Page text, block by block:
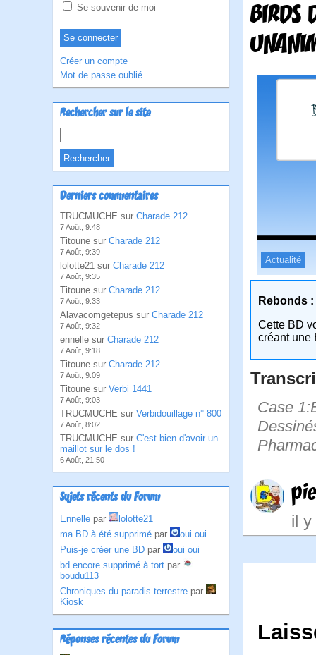
Se souvenir de moi
Créer un compte
Mot de passe oublié
Rechercher sur le site
Derniers commentaires
TRUCMUCHE sur Charade 212
7 Août, 9:48
Titoune sur Charade 212
7 Août, 9:39
lolotte21 sur Charade 212
7 Août, 9:35
Titoune sur Charade 212
7 Août, 9:33
Alavacomgetepus sur Charade 212
7 Août, 9:32
ennelle sur Charade 212
7 Août, 9:18
Titoune sur Charade 212
7 Août, 9:09
Titoune sur Verbi 1441
7 Août, 9:03
TRUCMUCHE sur Verbidouillage n° 800
7 Août, 8:02
TRUCMUCHE sur C'est bien d'avoir un
maillot sur le dos !
6 Août, 21:50
Sujets récents du Forum
Ennelle par
lolotte21
ma BD à été supprimé par
oui oui
Puis-je créer une BD par
oui oui
bd encore supprimé à tort par
boudu113
Chroniques du paradis terrestre par
Kiosk
Réponses récentes du Forum
BIRDS
Actualité
Rebonds :
Cette BD
créant une
Case
il y